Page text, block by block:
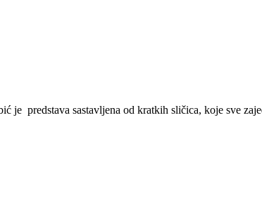
je predstava sastavljena od kratkih sličica, koje sve